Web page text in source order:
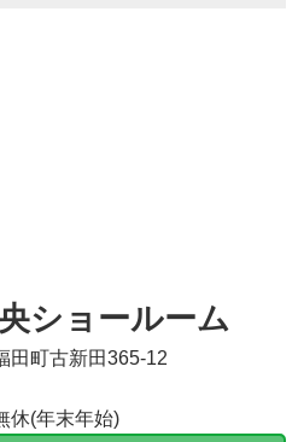
ショールーム
田町古新田365-12
休(年末年始)